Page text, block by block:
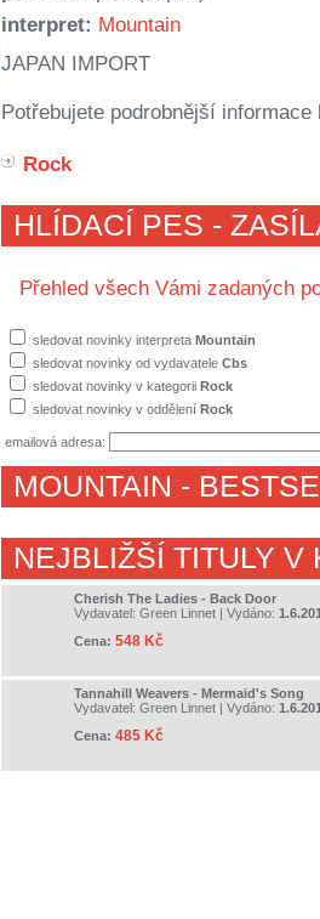
interpret: Mountain
JAPAN IMPORT
Potřebujete podrobnější
Rock
HLÍDACÍ PES -
Přehled všech Vámi zadaných
sledovat novinky interpreta Mountain
sledovat novinky od vydavatele Cbs
sledovat novinky v kategorii Rock
sledovat novinky v oddělení Rock
emailová adresa:
MOUNTAIN -
NEJBLIŽŠÍ TITULY V
Cherish The Ladies - Back Door
Vydavatel: Green Linnet | Vydáno:
Cena: 548 Kč
Tannahill Weavers - Mermaid's Song
Vydavatel: Green Linnet | Vydáno:
Cena: 485 Kč